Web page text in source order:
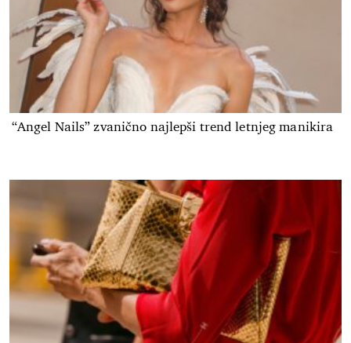
“Angel Nails” zvanično najlepši trend letnjeg manikira